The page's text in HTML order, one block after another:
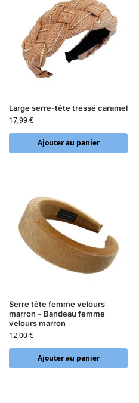
Large serre-tête tressé caramel
17,99€
Ajouter au panier
Serre tête femme velours
marron – Bandeau femme
velours marron
12,00€
Ajouter au panier